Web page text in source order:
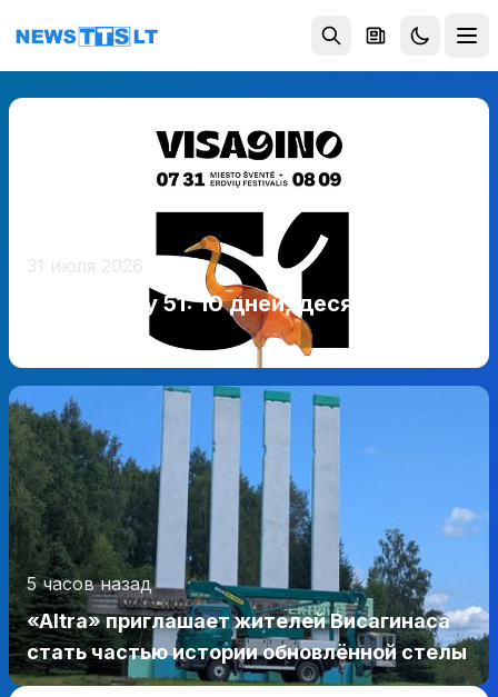
Перейти к содержимому
31 июля 2026
Висагинасу 51: 10 дней, десятки
5 часов назад
«Altra» приглашает жителей Висагинаса
стать частью истории обновлённой стелы